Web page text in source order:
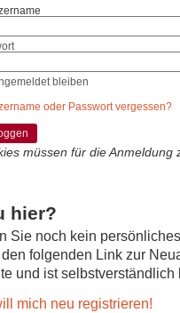
bleiben
oder Passwort vergessen?
müssen für die Anmeldung
hier?
Sie noch kein
folgenden Link zur
und ist selbstverständlich
mich neu registrieren!